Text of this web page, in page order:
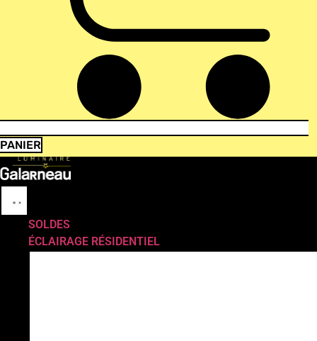
PANIER
SOLDES
ÉCLAIRAGE RÉSIDENTIEL